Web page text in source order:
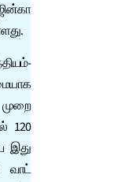
120
இது
வாட்